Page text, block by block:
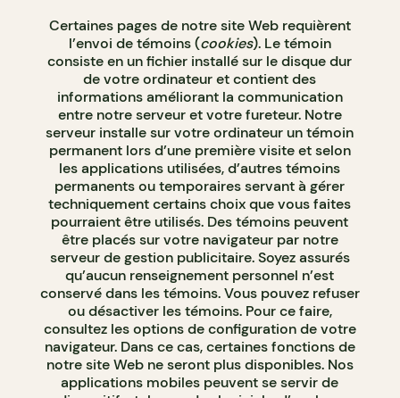
Certaines pages de notre site Web requièrent
l’envoi de témoins (cookies). Le témoin
consiste en un fichier installé sur le disque dur
de votre ordinateur et contient des
informations améliorant la communication
entre notre serveur et votre fureteur. Notre
serveur installe sur votre ordinateur un témoin
permanent lors d’une première visite et selon
les applications utilisées, d’autres témoins
permanents ou temporaires servant à gérer
techniquement certains choix que vous faites
pourraient être utilisés. Des témoins peuvent
être placés sur votre navigateur par notre
serveur de gestion publicitaire. Soyez assurés
qu’aucun renseignement personnel n’est
conservé dans les témoins. Vous pouvez refuser
ou désactiver les témoins. Pour ce faire,
consultez les options de configuration de votre
navigateur. Dans ce cas, certaines fonctions de
notre site Web ne seront plus disponibles. Nos
applications mobiles peuvent se servir de